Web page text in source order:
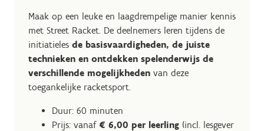
Maak op een leuke en laagdrempelige manier kennis
met Street Racket. De deelnemers leren tijdens de
initiatieles de basisvaardigheden, de juiste
technieken en ontdekken spelenderwijs de
verschillende mogelijkheden van deze
toegankelijke racketsport.
Duur: 60 minuten
Prijs: vanaf € 6,00 per leerling (incl. lesgever